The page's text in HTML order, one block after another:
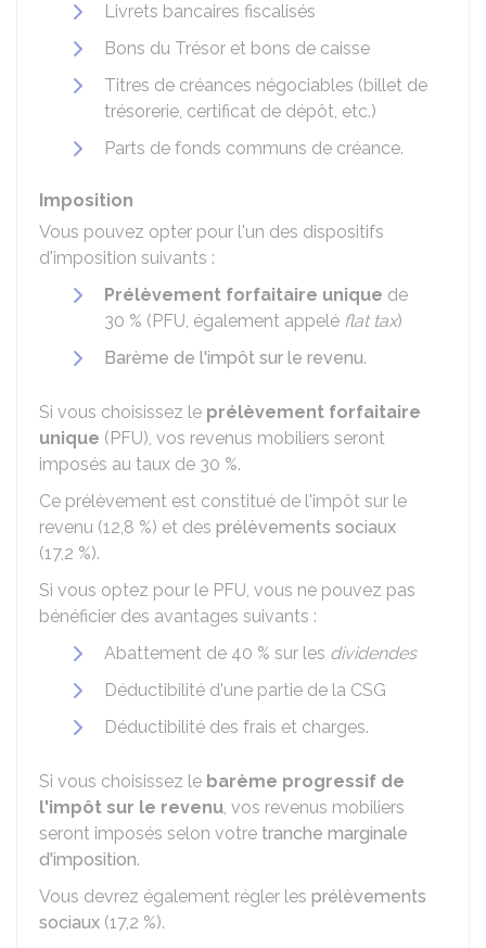
Livrets bancaires fiscalisés
Bons du Trésor et bons de caisse
Titres de créances négociables (billet de
trésorerie, certificat de dépôt, etc.)
Parts de fonds communs de créance.
Imposition
Vous pouvez opter pour l'un des dispositifs
d'imposition suivants :
Prélèvement forfaitaire unique de
30 % (PFU, également appelé flat tax)
Barème de l'impôt sur le revenu.
Si vous choisissez le prélèvement forfaitaire
unique (PFU), vos revenus mobiliers seront
imposés au taux de 30 %.
Ce prélèvement est constitué de l'impôt sur le
revenu (12,8 %) et des prélèvements sociaux
(17,2 %).
Si vous optez pour le PFU, vous ne pouvez pas
bénéficier des avantages suivants :
Abattement de 40 % sur les dividendes
Déductibilité d'une partie de la CSG
Déductibilité des frais et charges.
Si vous choisissez le barème progressif de
l'impôt sur le revenu, vos revenus mobiliers
seront imposés selon votre tranche marginale
d'imposition.
Vous devrez également régler les prélèvements
sociaux (17,2 %).